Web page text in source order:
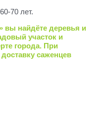
70 лет.
вы найдёте деревья и
участок и
города. При
саженцев